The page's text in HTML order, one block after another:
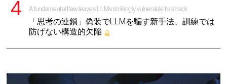
A fundamental flaw leaves LLMs strikingly vulnerable to attack
「思考の連鎖」偽装でLLMを騙す新手法、訓練では
防げない構造的欠陥